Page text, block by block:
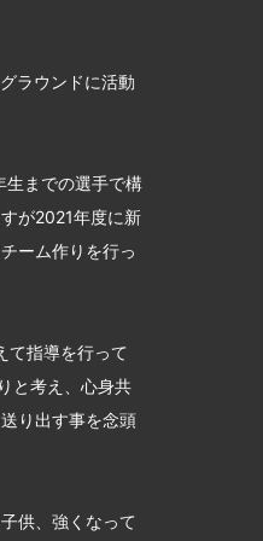
ラウンドに活動
生までの選手で構
が2021年度に新
ーム作りを行っ
て指導を行って
と考え、心身共
り出す事を念頭
供、強くなって